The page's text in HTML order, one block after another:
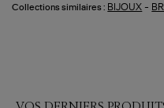
Collections similaires : BIJOUX -